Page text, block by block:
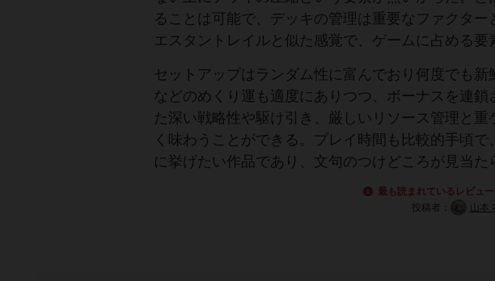
ることは可能で、デッキの管理は重要なファクタ
エスタントレイルと似た感覚で、ゲームに占める要
セットアップはランダム性に富んでおり何度でも
などのめくり運も適度にありつつ、ボーナスを連
た深い戦略性や駆け引き、厳しいリソース管理と
く味わうことができる。プレイ時間も比較的手頃
に挙げたい作品であり、文句のつけどころが見当た
最も読まれているレビュ
投稿者：
山本